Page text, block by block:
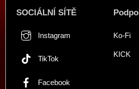
SOCIÁLNÍ SÍTĚ
Instagram
TikTok
Facebook
Ko-Fi
KICK